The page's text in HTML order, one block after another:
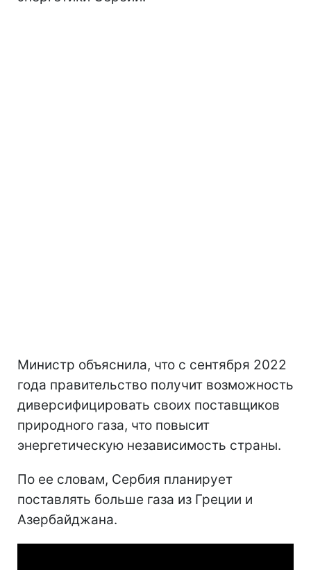
Министр объяснила, что с сентября 2022
года правительство получит возможность
диверсифицировать своих поставщиков
природного газа, что повысит
энергетическую независимость страны.
По ее словам, Сербия планирует
поставлять больше газа из Греции и
Азербайджана.